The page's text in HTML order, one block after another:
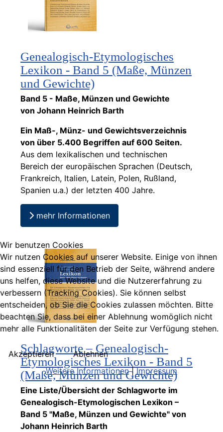
Genealogisch-Etymologisches
Lexikon - Band 5 (Maße, Münzen
und Gewichte)
Band 5 - Maße, Münzen und Gewichte
von Johann Heinrich Barth
Ein Maß-, Münz- und Gewichtsverzeichnis
von über 5.400 Begriffen auf 600 Seiten.
Aus dem lexikalischen und technischen
Bereich der europäischen Sprachen (Deutsch,
Frankreich, Italien, Latein, Polen, Rußland,
Spanien u.a.) der letzten 400 Jahre.
mehr Informationen
Schlagworte – Genealogisch-
Etymologisches Lexikon - Band 5
(Maße, Münzen und Gewichte)
Eine Liste/Übersicht der Schlagworte im
Genealogisch-Etymologischen Lexikon –
Band 5 "Maße, Münzen und Gewichte" von
Johann Heinrich Barth
Wir benutzen Cookies
Wir nutzen Cookies auf unserer Website. Einige von ihnen
sind essenziell für den Betrieb der Seite, während andere
uns helfen, diese Website und die Nutzererfahrung zu
verbessern (Tracking Cookies). Sie können selbst
entscheiden, ob Sie die Cookies zulassen möchten. Bitte
beachten Sie, dass bei einer Ablehnung womöglich nicht
mehr alle Funktionalitäten der Seite zur Verfügung stehen.
Akzeptieren
Ablehnen
Weitere Informationen|Impressum